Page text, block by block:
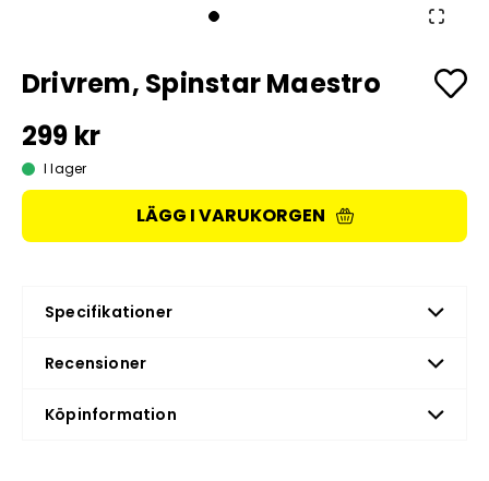
Drivrem, Spinstar Maestro
299 kr
I lager
LÄGG I VARUKORGEN
Specifikationer
Recensioner
Köpinformation